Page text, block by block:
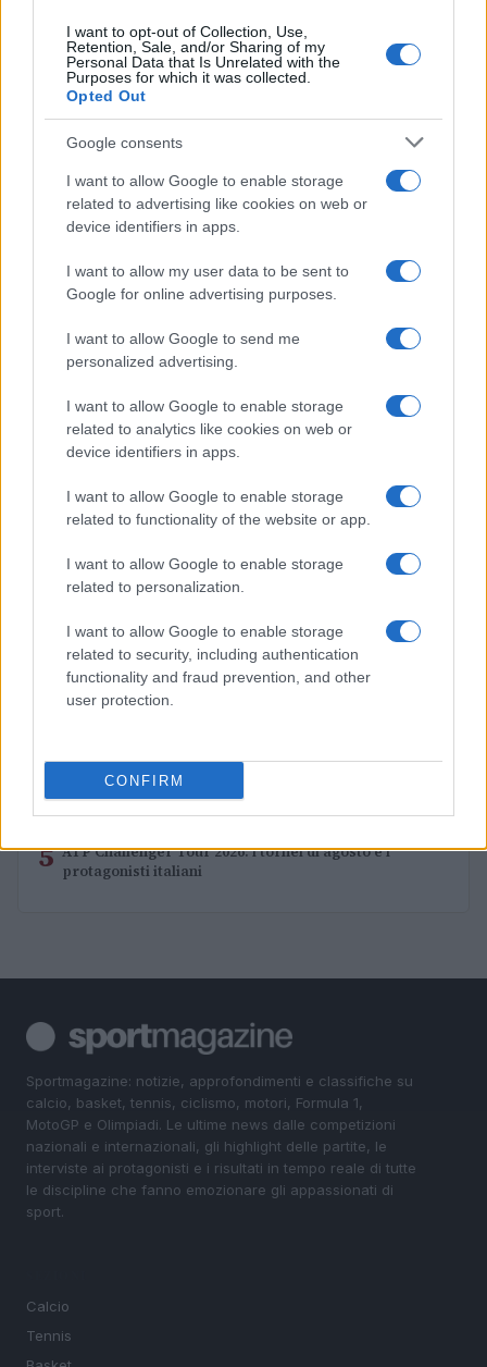
I want to opt-out of Collection, Use,
Retention, Sale, and/or Sharing of my
Personal Data that Is Unrelated with the
Purposes for which it was collected.
Opted Out
Google consents
I want to allow Google to enable storage
related to advertising like cookies on web or
device identifiers in apps.
I want to allow my user data to be sent to
Google for online advertising purposes.
I want to allow Google to send me
personalized advertising.
I want to allow Google to enable storage
related to analytics like cookies on web or
device identifiers in apps.
I want to allow Google to enable storage
related to functionality of the website or app.
I want to allow Google to enable storage
related to personalization.
I want to allow Google to enable storage
related to security, including authentication
functionality and fraud prevention, and other
user protection.
CONFIRM
avanza al terzo turno
Andrea Conforti · 6 Ago 2026
Rientro tennis: progressione, match play e scelta
tornei
Francesca Lombardi · 6 Ago 2026
sui campi in terra rossa
Chi è Thomas Fabbiano: la carriera del tennista
pugliese
4
Sinner conferma la sua presenza al China Open: i
5 ATP Challenger Tour 2026: i tornei di agosto e i
protagonisti italiani
Sportmagazine: notizie, approfondimenti e classifiche su
calcio, basket, tennis, ciclismo, motori, Formula 1,
MotoGP e Olimpiadi. Le ultime news dalle competizioni
nazionali e internazionali, gli highlight delle partite, le
interviste ai protagonisti e i risultati in tempo reale di tutte
le discipline che fanno emozionare gli appassionati di
sport.
Calcio
Tennis